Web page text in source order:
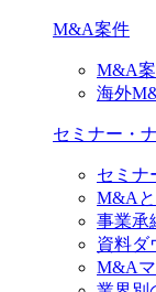
M&A案件
M&A
海外
セミナー・
セミナ
M&A
事業承
資料ダ
M&A